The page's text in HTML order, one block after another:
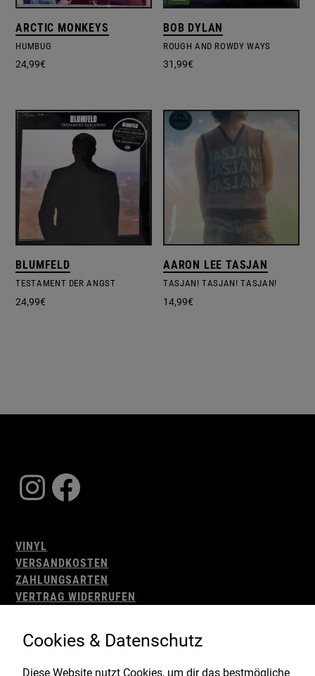
ARCTIC MONKEYS
HUMBUG
24,99€
BOB DYLAN
ROUGH AND ROWDY WAYS
31,99€
BLUMFELD
TESTAMENT DER ANGST
24,99€
AARON LEE TASJAN
TASJAN! TASJAN! TASJAN!
14,99€
Instagram
Facebook
VINYL
VERSANDKOSTEN
ZAHLUNGSARTEN
VERTRAG WIDERRUFEN
WIDERRUFSBELEHRUNG
IMPRESSUM
Cookies & Datenschutz
Diese Website nutzt Cookies, um dir das bestmögliche